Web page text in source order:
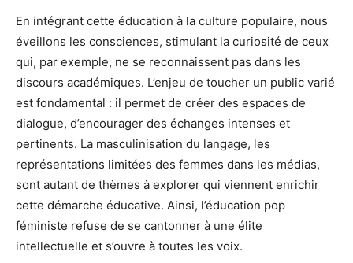
En intégrant cette éducation à la culture populaire, nous
éveillons les consciences, stimulant la curiosité de ceux
qui, par exemple, ne se reconnaissent pas dans les
discours académiques. L’enjeu de toucher un public varié
est fondamental : il permet de créer des espaces de
dialogue, d’encourager des échanges intenses et
pertinents. La masculinisation du langage, les
représentations limitées des femmes dans les médias,
sont autant de thèmes à explorer qui viennent enrichir
cette démarche éducative. Ainsi, l’éducation pop
féministe refuse de se cantonner à une élite
intellectuelle et s’ouvre à toutes les voix.